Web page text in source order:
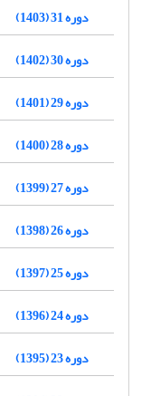
دوره 31 (1403)
دوره 30 (1402)
دوره 29 (1401)
دوره 28 (1400)
دوره 27 (1399)
دوره 26 (1398)
دوره 25 (1397)
دوره 24 (1396)
دوره 23 (1395)